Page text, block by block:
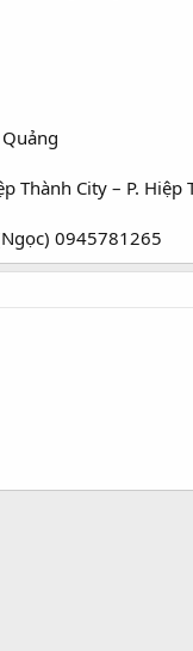
Thành City – P. Hiệp
0945781265